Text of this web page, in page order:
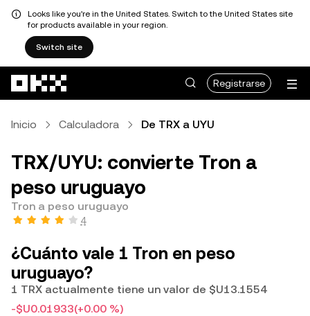
Looks like you're in the United States. Switch to the United States site
for products available in your region.
Switch site
Registrarse
Inicio Calculadora De TRX a UYU
TRX/UYU: convierte Tron a
peso uruguayo
Tron a peso uruguayo
4
¿Cuánto vale 1 Tron en peso
uruguayo?
1 TRX actualmente tiene un valor de $U13.1554
-$U0.01933(+0.00 %)